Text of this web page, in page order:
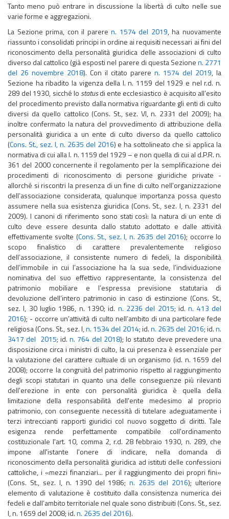
Tanto meno può entrare in discussione la libertà di culto nelle sue
varie forme e aggregazioni.
La Sezione prima, con il pareren. 1574 del 2019, ha nuovamente
riassunto i consolidati principi in ordine ai requisiti necessari ai fini del
riconoscimento della personalità giuridica delle associazioni di culto
diverso dal cattolico (già esposti nel parere di questa Sezionen. 2771
del 26 novembre 2018). Con il citato parere n. 1574 del 2019, la
Sezione ha ribadito la vigenza della l. n. 1159 del 1929 e nel r.d. n.
289 del 1930, sicché lostatusdi ente ecclesiastico è acquisito all’esito
del procedimento previsto dalla normativa riguardante gli enti di culto
diversi da quello cattolico (Cons. St., sez. VI, n. 2331 del 2009); ha
inoltre confermato la natura del provvedimento di attribuzione della
personalità giuridica a un ente di culto diverso da quello cattolico
(Cons. St., sez. I, n. 2635 del 2016) e ha sottolineato che si applica la
normativa di cui alla l. n. 1159 del 1929 – e non quella di cui al d.P.R. n.
361 del 2000 concernente il regolamento per la semplificazione dei
procedimenti di riconoscimento di persone giuridiche private -
allorché si riscontri la presenza di un fine di culto nell'organizzazione
dell’associazione considerata, qualunque importanza possa questo
assumere nella sua esistenza giuridica (Cons. St., sez. I, n. 2331 del
2009). I canoni di riferimento sono stati così: la natura di un ente di
culto deve essere desunta dallo statuto adottato e dalle attività
effettivamente svolte (Cons. St., sez. I, n. 2635 del 2016); occorre lo
scopo finalistico di carattere prevalentemente religioso
dell’associazione, il consistente numero di fedeli, la disponibilità
dell’immobile in cui l’associazione ha la sua sede, l’individuazione
nominativa del suo effettivo rappresentante, la consistenza del
patrimonio mobiliare e l’espressa previsione statutaria di
devoluzione dell’intero patrimonio in caso di estinzione (Cons. St.,
sez. I, 30 luglio 1986, n. 1390; id. n. 2236 del 2015; id.n. 413 del
2016); - occorre un’attività di culto nell’ambito di una particolare fede
religiosa (Cons. St., sez. I,n. 1534 del 2014; id.n. 2635 del 2016; id.n.
3417 del 2015; id.n. 764 del 2018); lo statuto deve prevedere una
disposizione circa i ministri di culto, la cui presenza è essenziale per
la valutazione del carattere cultuale di un organismo (id. n. 1659 del
2008); occorre la congruità del patrimonio rispetto al raggiungimento
degli scopi statutari in quanto una delle conseguenze più rilevanti
dell'erezione in ente con personalità giuridica è quella della
limitazione della responsabilità dell'ente medesimo al proprio
patrimonio, con conseguente necessità di tutelare adeguatamente i
terzi intreccianti rapporti giuridici col nuovo soggetto di diritti. Tale
esigenza rende perfettamente compatibile coll'ordinamento
costituzionale l'art. 10, comma 2, r.d. 28 febbraio 1930, n. 289, che
impone all'istante l'onere di indicare, nella domanda di
riconoscimento della personalità giuridica ad istituti delle confessioni
cattoliche, i «mezzi finanziari... per il raggiungimento dei propri fini»
(Cons. St., sez. I, n. 1390 del 1986;n. 2635 del 2016); ulteriore
elemento di valutazione è costituito dalla consistenza numerica dei
fedeli e dall’ambito territoriale nel quale sono distribuiti (Cons. St., sez.
I, n. 1659 del 2008; id.n. 2635 del 2016).